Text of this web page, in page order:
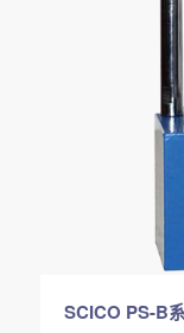
SCICO PS-B